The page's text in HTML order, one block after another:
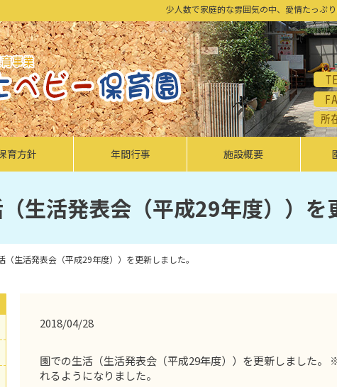
少人数で家庭的な雰囲気の中、愛情たっぷ
育方針 年間行事 施設概要
生活発表会（平成29年度））を
（生活発表会（平成29年度））を更新しました。
2018/04/28
園での生活（生活発表会（平成29年度））を更新しました
れるようになりました。